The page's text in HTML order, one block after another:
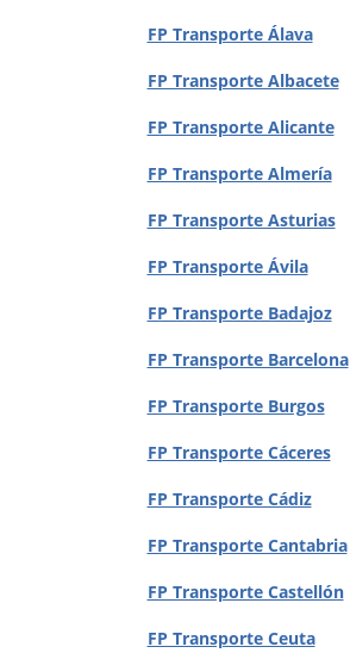
FP Transporte Álava
FP Transporte Albacete
FP Transporte Alicante
FP Transporte Almería
FP Transporte Asturias
FP Transporte Ávila
FP Transporte Badajoz
FP Transporte Barcelona
FP Transporte Burgos
FP Transporte Cáceres
FP Transporte Cádiz
FP Transporte Cantabria
FP Transporte Castellón
FP Transporte Ceuta